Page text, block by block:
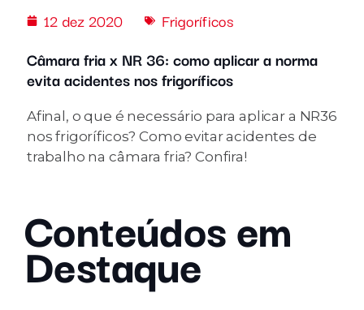
12 dez 2020 Frigoríficos
Câmara fria x NR 36: como aplicar a norma
evita acidentes nos frigoríficos
Afinal, o que é necessário para aplicar a NR36
nos frigoríficos? Como evitar acidentes de
trabalho na câmara fria? Confira!
Conteúdos em
Destaque